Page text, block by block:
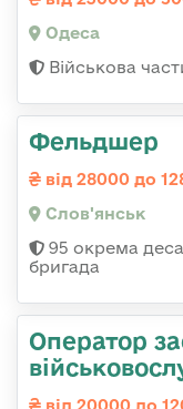
Одеса
Військова
Фельдшер
від 28000 до
Слов'янськ
95 окрема
бригада
Оператор